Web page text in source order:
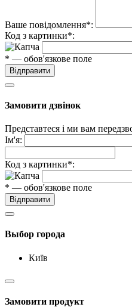
Ваше повідомлення*:
Код з картинки*:
* — обов'язкове поле
Відправити
Замовити дзвінок
Представтеся і ми вам
Ім'я:
Код з картинки*:
* — обов'язкове поле
Відправити
Выбор города
Київ
Замовити продукт